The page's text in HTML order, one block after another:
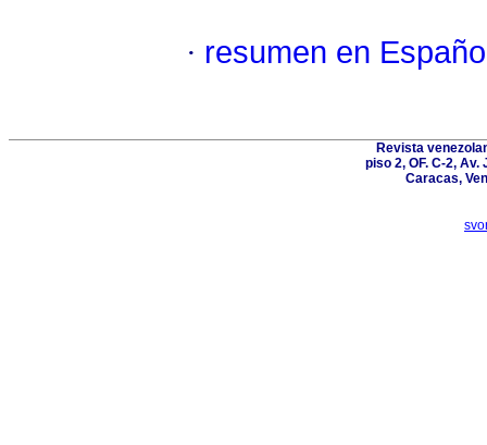
· resumen en
Revista
piso 2, OF. C-2,
Caracas,